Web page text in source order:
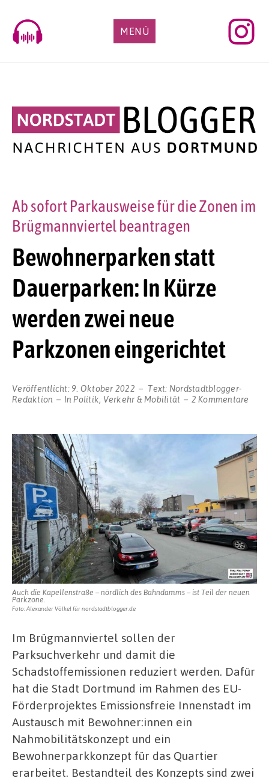
content
MENÜ
Bewohnerparken statt
Dauerparken: In Kürze
werden zwei neue
Parkzonen eingerichtet
Ab sofort Parkausweise für die Zonen im
Brügmannviertel beantragen
Veröffentlicht: 9. Oktober 2022 Text: Nordstadtblogger-
Redaktion
InPolitik, Verkehr & Mobilität 2 Kommentare
In
zwei
neue
Auch die Kapellenstraße – nördlich des Bahndamms – ist Teil der neuen
Parkzone.
Foto: Alexander Völkel für nordstadtblogger.de
Im Brügmannviertel sollen der
Parksuchverkehr und damit die
Schadstoffemissionen reduziert werden. Dafür
hat die Stadt Dortmund im Rahmen des EU-
Förderprojektes Emissionsfreie Innenstadt im
Austausch mit Bewohner:innen ein
Nahmobilitätskonzept und ein
Bewohnerparkkonzept für das Quartier
erarbeitet. Bestandteil des Konzepts sind zwei